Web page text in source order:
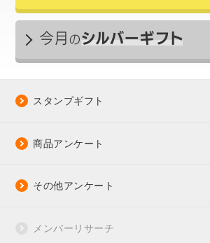
スタンプギフト
商品アンケート
その他アンケート
メンバーリサーチ